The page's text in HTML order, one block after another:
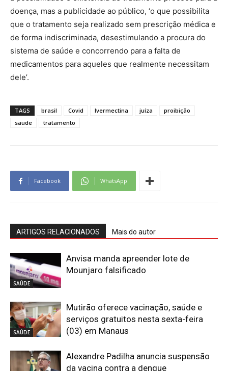
doença, mas a publicidade ao público, ‘o que possibilita
que o tratamento seja realizado sem prescrição médica e
de forma indiscriminada, desestimulando a procura do
sistema de saúde e concorrendo para a falta de
medicamentos para aqueles que realmente necessitam
dele’.
TAGS brasil Covid Ivermectina juíza
proibição
saude
tratamento
Facebook WhatsApp
ARTIGOS RELACIONADOS Mais do autor
SAÚDE
Anvisa manda apreender lote de
Mounjaro falsificado
SAÚDE
Mutirão oferece vacinação, saúde e
serviços gratuitos nesta sexta-feira
(03) em Manaus
Alexandre Padilha anuncia suspensão
da vacina contra a dengue